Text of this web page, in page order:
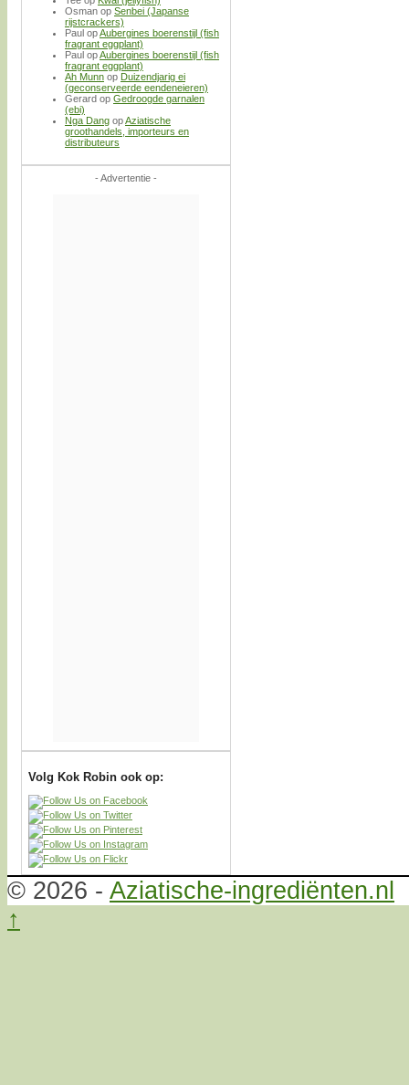
Osman op Senbei (Japanse
rijstcrackers)
Paul opAubergines boerenstijl (fish
fragrant eggplant)
Paul opAubergines boerenstijl (fish
fragrant eggplant)
Ah Munn op Duizendjarig ei
(geconserveerde eendeneieren)
Gerard op Gedroogde garnalen
(ebi)
Nga Dang opAziatische
groothandels, importeurs en
distributeurs
- Advertentie -
Volg Kok Robin ook op:
© 2026 - Aziatische-ingrediënten.nl
↑